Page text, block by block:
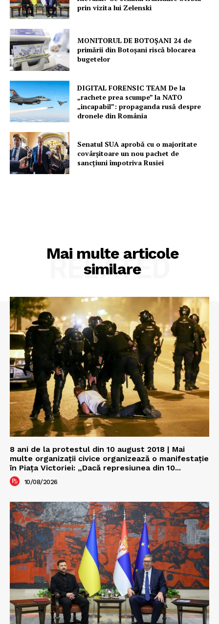
FREEDOM HOUSE ROMÂNIA
PRESShub
Despre noi / Echipa
Rețea
Contact
prin vizita lui Zelenski
MONITORUL DE BOTOȘANI 24 de
primării din Botoșani riscă blocarea
bugetelor
DIGITAL FORENSIC TEAM De la
„rachete prea scumpe” la NATO
„incapabil”: propaganda rusă despre
dronele din România
Senatul SUA aprobă cu o majoritate
covârșitoare un nou pachet de
sancțiuni împotriva Rusiei
Mai multe articole
similare
RELATED
8 ani de la protestul din 10 august 2018 | Mai
multe organizații civice organizează o manifestație
în Piața Victoriei: „Dacă represiunea din 10...
10/08/2026